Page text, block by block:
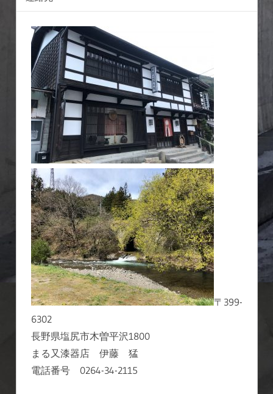
〒399-
6302
長野県塩尻市木曽平沢1800
まる又漆器店 伊藤 猛
電話番号 0264-34-2115